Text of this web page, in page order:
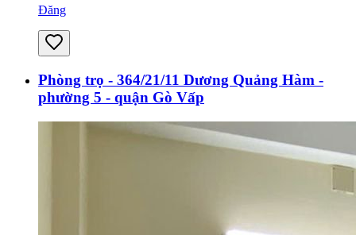
Đăng
Phòng trọ - 364/21/11 Dương Quảng Hàm -
phường 5 - quận Gò Vấp